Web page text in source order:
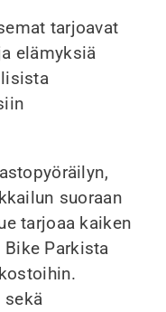
tarjoavat
elämyksiä
suoraan
tarjoaa kaiken
Parkista
sekä